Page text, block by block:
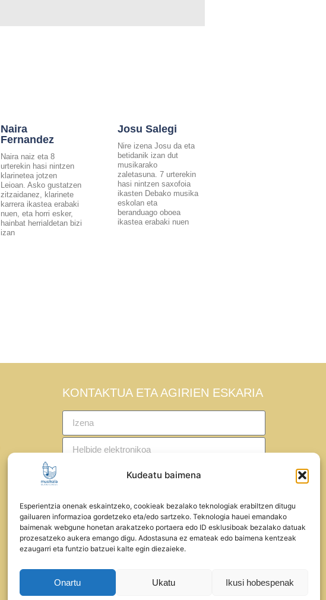
Kudeatu baimena
Esperientzia onenak eskaintzeko, cookieak bezalako teknologiak erabiltzen ditugu
gailuaren informazioa gordetzeko eta/edo sartzeko. Teknologia hauei emandako
baimenak webgune honetan arakatzeko portaera edo ID esklusiboak bezalako datuak
prozesatzeko aukera emango digu. Adostasuna ez emateak edo baimena kentzeak
ezaugarri eta funtzio batzuei kalte egin diezaieke.
Onartu Ukatu Ikusi hobespenak
Naira
Fernandez
Naira naiz eta 8
urterekin hasi nintzen
klarinetea jotzen
Leioan. Asko gustatzen
zitzaidanez, klarinete
karrera ikastea erabaki
nuen, eta horri esker,
hainbat herrialdetan bizi
izan
Josu Salegi
Nire izena Josu da eta
betidanik izan dut
musikarako
zaletasuna. 7 urterekin
hasi nintzen saxofoia
ikasten Debako musika
eskolan eta
beranduago oboea
ikastea erabaki nuen
KONTAKTUA ETA AGIRIEN ESKARIA
He leído y acepto la política de privacidad
Bidali